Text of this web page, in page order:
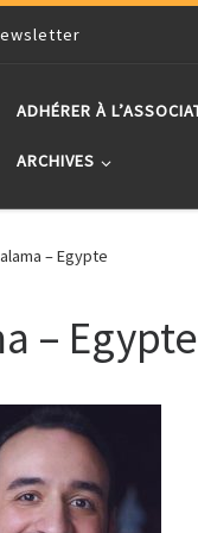
ADHÉRER À
ARCHIVES
– Egypte
– Egypte